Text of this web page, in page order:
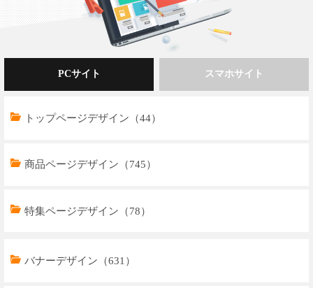
PCサイト
トップページデザイン（44）
商品ページデザイン（745）
特集ページデザイン（78）
スマホサイト
トップページデザイン（32）
バナーデザイン（631）